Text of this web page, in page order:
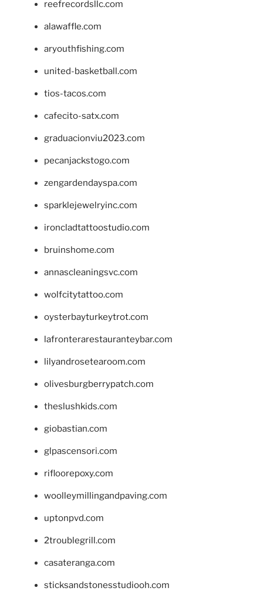
reefrecordsllc.com
alawaffle.com
aryouthfishing.com
united-basketball.com
tios-tacos.com
cafecito-satx.com
graduacionviu2023.com
pecanjackstogo.com
zengardendayspa.com
sparklejewelryinc.com
ironcladtattoostudio.com
bruinshome.com
annascleaningsvc.com
wolfcitytattoo.com
oysterbayturkeytrot.com
lafronterarestauranteybar.com
lilyandrosetearoom.com
olivesburgberrypatch.com
theslushkids.com
giobastian.com
glpascensori.com
rifloorepoxy.com
woolleymillingandpaving.com
uptonpvd.com
2troublegrill.com
casateranga.com
sticksandstonesstudiooh.com